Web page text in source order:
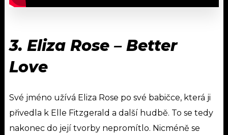
3. Eliza Rose – Better
Love
Své jméno užívá Eliza Rose po své babičce, která ji
přivedla k Elle Fitzgerald a další hudbě. To se tedy
nakonec do její tvorby nepromítlo. Nicméně se